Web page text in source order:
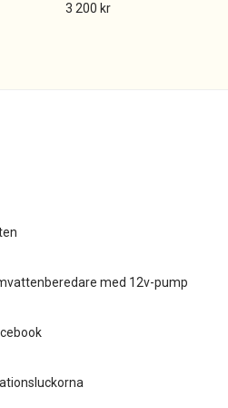
3 200 kr
med 12v-pump